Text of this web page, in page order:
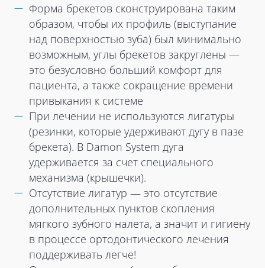
Форма брекетов сконструирована таким
образом, чтобы их профиль (выступание
над поверхностью зуба) был минимально
возможным, углы брекетов закруглены —
это безусловно больший комфорт для
пациента, а также сокращение времени
привыкания к системе
При лечении не используются лигатуры
(резинки, которые удерживают дугу в пазе
брекета). В Damon System дуга
удерживается за счет специального
механизма (крышечки).
Отсутствие лигатур — это отсутствие
дополнительных пунктов скопления
мягкого зубного налета, а значит и гигиену
в процессе ортодонтического лечения
поддерживать легче!